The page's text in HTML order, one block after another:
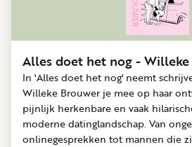
Alles doet het nog -
In 'Alles doet het nog' neemt
Willeke Brouwer je mee op haar
pijnlijk herkenbare en vaak
moderne datinglandschap. Van
onlinegesprekken tot mannen die
Adverteren
Winkel